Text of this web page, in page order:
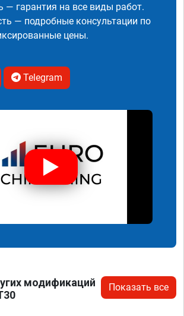
— гарантия на все виды работ.
— подробные консультации по
цены.
Telegram
модификаций
Показать все